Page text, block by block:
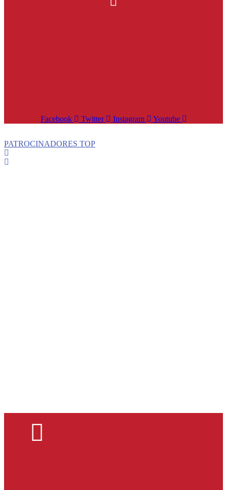
Facebook Twitter Instagram Youtube
PATROCINADORES TOP